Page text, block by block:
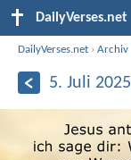
DailyVerses.net
DailyVerses.net ›Archiv
5. Juli 2025